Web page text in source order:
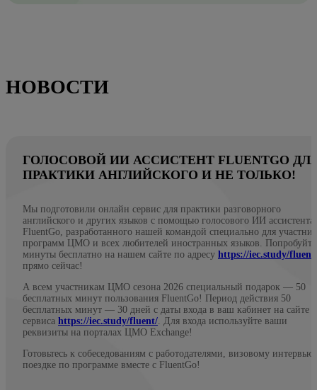
НОВОСТИ
ГОЛОСОВОЙ ИИ АССИСТЕНТ FLUENTGO
ПРАКТИКИ АНГЛИЙСКОГО И НЕ ТОЛЬКО!
Мы подготовили онлайн сервис для практики разговорного
английского и других языков с помощью голосового ИИ ассистента
FluentGo, разработанного нашей командой специально для
программ ЦМО и всех любителей иностранных языков.
минуты бесплатно на нашем сайте по адресу https://iec.study/fluent/
прямо сейчас!
А всем участникам ЦМО сезона 2026 специальный подарок — 50
бесплатных минут пользования FluentGo! Период действия 50
бесплатных минут — 30 дней с даты входа в ваш кабинет на сайте
сервиса https://iec.study/fluent/. Для входа используйте ваши
реквизиты на порталах ЦМО Exchange!
Готовьтесь к собеседованиям с работодателями, визовому интервью
поездке по программе вместе с FluentGo!